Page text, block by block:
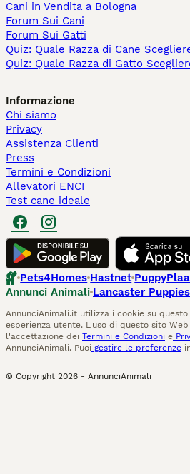
Cani in Vendita a Bologna
Forum Sui Cani
Forum Sui Gatti
Quiz: Quale Razza di Cane
Quiz: Quale Razza di Gatto
Informazione
Chi siamo
Privacy
Assistenza Clienti
Press
Termini e Condizioni
Allevatori ENCI
Test cane ideale
Pets4Homes Hastnet
Annunci Animali Lancaster Puppies
AnnunciAnimali.it utilizza i cookie su
esperienza utente. L'uso di questo sito
l'accettazione dei Termini e Condizioni e
AnnunciAnimali. Puoi gestire le preferenze
© Copyright 2026 - AnnunciAnimali